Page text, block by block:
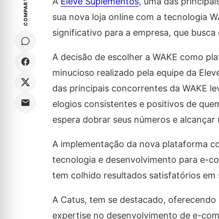
sua nova loja online com a tecnologia
significativo para a empresa, que
A decisão de escolher a WAKE como
minucioso realizado pela equipe da
das principais concorrentes da WAKE
elogios consistentes e positivos de
espera dobrar seus números e
A implementação da nova plataforma
tecnologia e desenvolvimento para e-
tem colhido resultados satisfatórios em
A Catus, tem se destacado,
expertise no desenvolvimento de e-